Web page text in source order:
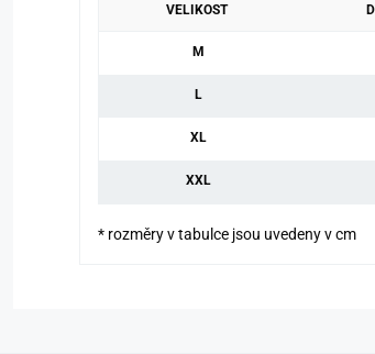
VELIKOST
M
L
XL
XXL
* rozměry v tabulce jsou uvedeny v cm